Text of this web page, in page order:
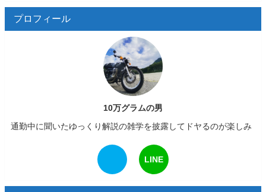
プロフィール
10万グラムの男
通勤中に聞いたゆっくり解説の雑学を披露してドヤるのが楽しみ
LINE